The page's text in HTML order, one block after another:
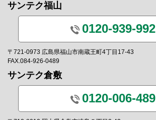
サンテク福山
0120-939-992
〒721-0973 広島県福山市南蔵王町4丁目17-43
FAX.084-926-0489
サンテク倉敷
0120-006-489